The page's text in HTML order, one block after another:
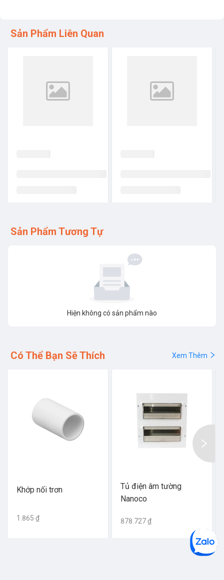
Sản Phẩm Liên Quan
Sản Phẩm Tương Tự
Hiện không có sản phẩm nào
Có Thể Bạn Sẽ Thích Xem Thêm
Khớp nối trơn
1.865 ₫
Tủ điện âm tường
Nanoco
878.727 ₫